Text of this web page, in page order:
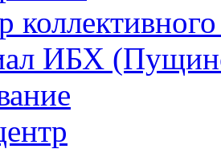
ИБХ